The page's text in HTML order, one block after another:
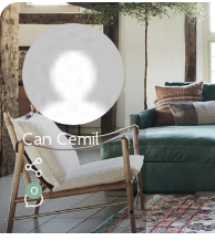
Can Cemil
0